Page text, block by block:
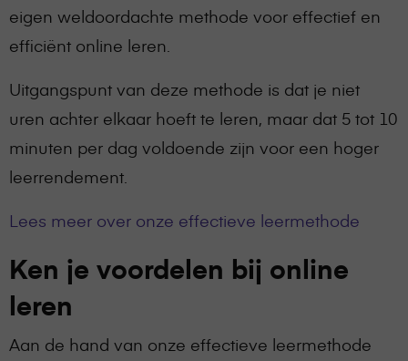
eigen weldoordachte methode voor effectief en
efficiënt online leren.
Uitgangspunt van deze methode is dat je niet
uren achter elkaar hoeft te leren, maar dat 5 tot 10
minuten per dag voldoende zijn voor een hoger
leerrendement.
Lees meer over onze effectieve leermethode
Ken je voordelen bij online
leren
Aan de hand van onze effectieve leermethode